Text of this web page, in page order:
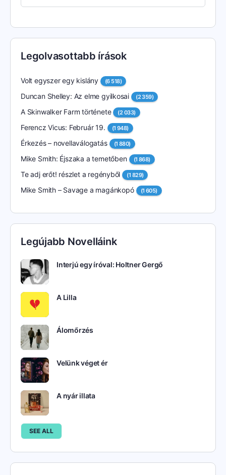
Legolvasottabb írások
Volt egyszer egy kislány (6 518)
Duncan Shelley: Az elme gyilkosai (2 359)
A Skinwalker Farm története (2 033)
Ferencz Vicus: Február 19. (1 948)
Érkezés – novellaválogatás (1 880)
Mike Smith: Éjszaka a temetőben (1 868)
Te adj erőt! részlet a regényből (1 829)
Mike Smith – Savage a magánkopó (1 605)
Legújabb Novelláink
Interjú egy íróval: Holtner Gergő
A Lilla
Álomőrzés
Velünk véget ér
A nyár illata
SEE ALL